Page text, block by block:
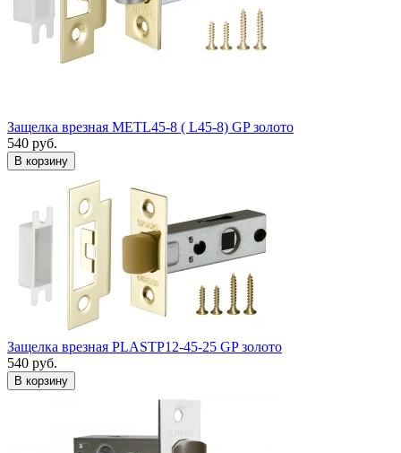
Защелка врезная METL45-8 ( L45-8) GP золото
540 руб.
Защелка врезная PLASTP12-45-25 GP золото
540 руб.